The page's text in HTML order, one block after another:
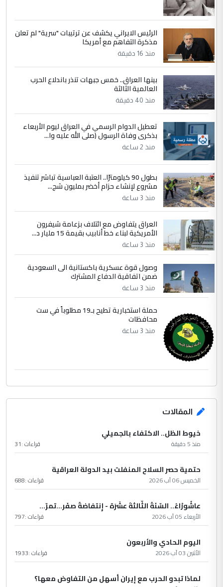
سردار
التعليق : واحد من عصابة علي ماما يسقط
جنسية الرافد الثالث للعراق ومن اصول عريقة
ابا فرات ...
الموضوع :
الجواهري يرد على صدام حسين سل
مضجعيك يابن الزنا (نص كامل)
5 سردار
التعليق : واحد من عصابة علي ماما يسقط
جنسية الرافد الثالث للعراق ومن اصول عريقة
ابا فرات ...
الجواهري يرد على صدام حسين سل
مضجعيك يابن الزنا (نص كامل)
الرئيس الايراني يكشف عن ترتيبات "سرية" لم تعلن
مذكرة التفاهم مع أمريكا
منذ 16 دقيقة
بينها العراق.. خمس جبهات تنذر باندلاع الحرب
العالمية الثالثة
منذ 40 دقيقة
تعطيل الدوام الرسمي في العراق ليوم الأربعاء
بذكرى وفاة الرسول (صلى الله عليه وا...
منذ 2 ساعة
بطول 90 كيلومترًا.. العتبة العباسية تباشر تنفيذ
مشروع لإنشاء حزام أخضر بمليون شج...
منذ 3 ساعة
العراق يتفاوض مع ائتلاف بزعامة شيفرون
الأمريكية لبناء خط أنابيب بقيمة 15 مليار د...
منذ 3 ساعة
وصول قوة عسكرية باكستانية الى السعودية
ضمن اتفاقية الدفاع المشترك
منذ 3 ساعة
حملة استخبارية تطيح بـ19 مطلوباً في ست
محافظات
منذ 3 ساعة
المقالات
خيوط الظل.. الاكتفاء بالجميلي
منذ 5 دقيقة قراءات :31
حتمية حصر السلاح المنفلت بيد الدولة العراقية
الخميس 06 آب 2026 قراءات :688
عاشُورْاءُ.. السّنَةُ الثّالثةَ عشَرَة - إِنتفاضةُ صفَر…تمرّ...
الأربعاء 05 آب 2026 قراءات :797
اليوم الحادي والأربعون
الأثنين 03 آب 2026 قراءات :1933
لماذا تبدو الحرب مع إيران أسهل من التفاوض معها؟